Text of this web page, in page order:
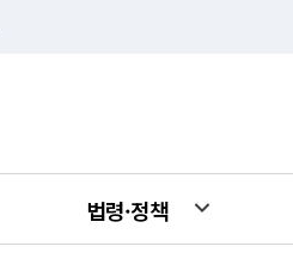
법령·정책